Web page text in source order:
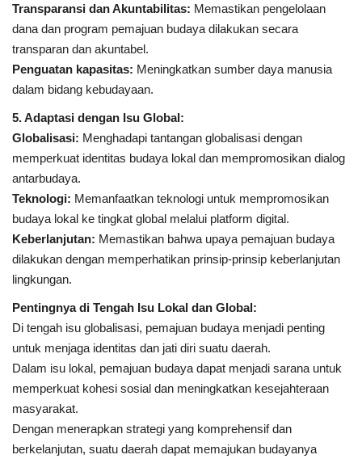
Transparansi dan Akuntabilitas: Memastikan pengelolaan
dana dan program pemajuan budaya dilakukan secara
transparan dan akuntabel.
Penguatan kapasitas: Meningkatkan sumber daya manusia
dalam bidang kebudayaan.
5. Adaptasi dengan Isu Global:
Globalisasi: Menghadapi tantangan globalisasi dengan
memperkuat identitas budaya lokal dan mempromosikan dialog
antarbudaya.
Teknologi: Memanfaatkan teknologi untuk mempromosikan
budaya lokal ke tingkat global melalui platform digital.
Keberlanjutan: Memastikan bahwa upaya pemajuan budaya
dilakukan dengan memperhatikan prinsip-prinsip keberlanjutan
lingkungan.
Pentingnya di Tengah Isu Lokal dan Global:
Di tengah isu globalisasi, pemajuan budaya menjadi penting
untuk menjaga identitas dan jati diri suatu daerah.
Dalam isu lokal, pemajuan budaya dapat menjadi sarana untuk
memperkuat kohesi sosial dan meningkatkan kesejahteraan
masyarakat.
Dengan menerapkan strategi yang komprehensif dan
berkelanjutan, suatu daerah dapat memajukan budayanya